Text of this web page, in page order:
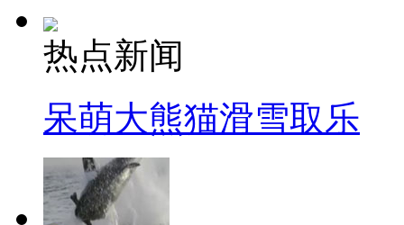
热点新闻
呆萌大熊猫滑雪取乐